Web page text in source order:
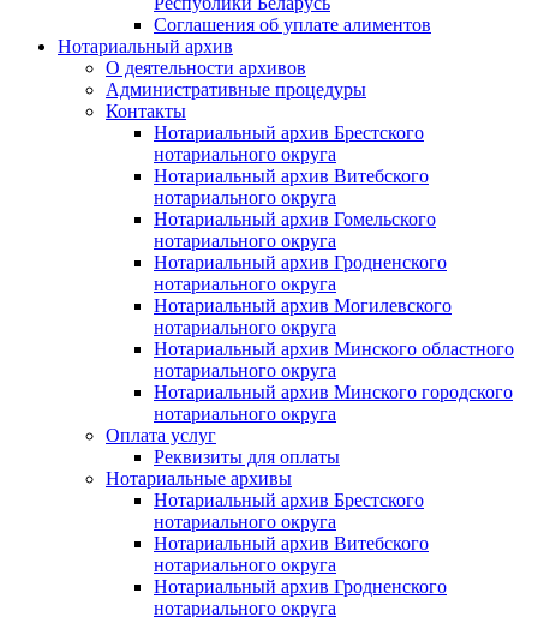
Соглашения об уплате алиментов
Нотариальный архив
О деятельности архивов
Административные процедуры
Контакты
Нотариальный архив Брестского
нотариального округа
Нотариальный архив Витебского
нотариального округа
Нотариальный архив Гомельского
нотариального округа
Нотариальный архив Гродненского
нотариального округа
Нотариальный архив Могилевского
нотариального округа
Нотариальный архив Минского областного
нотариального округа
Нотариальный архив Минского городского
нотариального округа
Оплата услуг
Реквизиты для оплаты
Нотариальные архивы
Нотариальный архив Брестского
нотариального округа
Нотариальный архив Витебского
нотариального округа
Нотариальный архив Гродненского
нотариального округа